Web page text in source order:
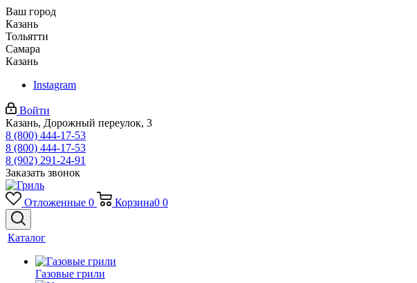
Ваш город
Казань
Тольятти
Самара
Казань
Instagram
Войти
Казань, Дорожный переулок, 3
8 (800) 444-17-53
8 (800) 444-17-53
8 (902) 291-24-91
Заказать звонок
Отложенные 0 Корзина0 0
Каталог
Газовые грили